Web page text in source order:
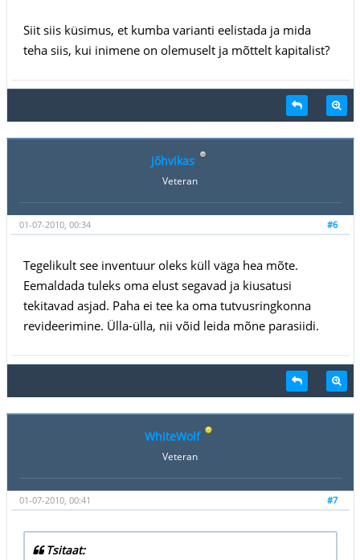
Siit siis küsimus, et kumba varianti eelistada ja mida
teha siis, kui inimene on olemuselt ja mõttelt kapitalist?
Jõhvikas
Veteran
#6
01-07-2010, 00:34
Tegelikult see inventuur oleks küll väga hea mõte.
Eemaldada tuleks oma elust segavad ja kiusatusi
tekitavad asjad. Paha ei tee ka oma tutvusringkonna
revideerimine. Ülla-ülla, nii võid leida mõne parasiidi.
WhiteWolf
Veteran
#7
01-07-2010, 00:41
Tsitaat: